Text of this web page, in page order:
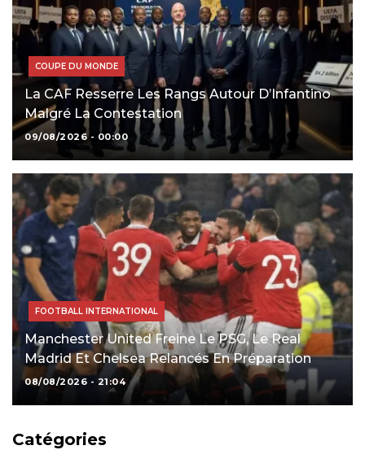
COUPE DU MONDE
La CAF Resserre Les Rangs Autour D’Infantino
Malgré La Contestation
09/08/2026 - 00:00
FOOTBALL INTERNATIONAL
Manchester United Freine Le PSG, Le Real
Madrid Et Chelsea Relancés En Préparation
08/08/2026 - 21:04
Catégories